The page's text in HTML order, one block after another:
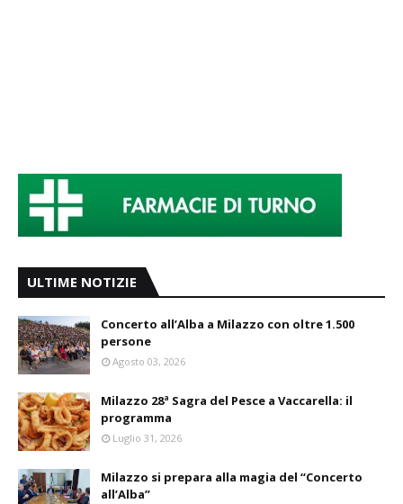
ULTIME NOTIZIE
Concerto all’Alba a Milazzo con oltre 1.500
persone
Agosto 03, 2026
Milazzo 28ª Sagra del Pesce a Vaccarella: il
programma
Luglio 31, 2026
Milazzo si prepara alla magia del “Concerto
all’Alba”